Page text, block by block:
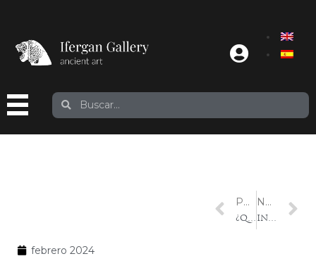
PREVIOUS
¿QUIÉN FUE EL MISTERIOSO THOT EN EL ANTIGUO EGIPTO?
NEXT
INCIENSO: ORÍGENES Y USOS EN LA ANTIGÜEDAD
febrero 2024